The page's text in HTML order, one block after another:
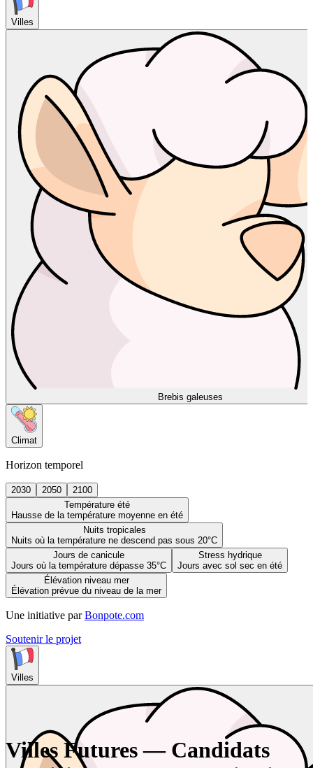
Villes
Brebis galeuses
Climat
Horizon temporel
2030 2050
2100
Température été
Hausse de la température moyenne en été
Nuits tropicales
Nuits où la température ne descend pas sous 20°C
Jours de canicule
Jours où la température dépasse 35°C
Stress hydrique
Jours avec sol sec en été
Élévation niveau mer
Élévation prévue du niveau de la mer
Une initiative par Bonpote.com
Soutenir le projet
Villes
Villes Futures — Candidats